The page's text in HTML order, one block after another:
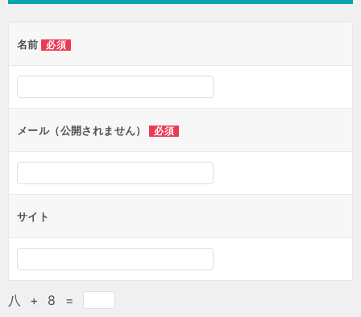
ー
シ
ョ
ン
名前 必須
メール（公開されません） 必須
サイト
八 + 8 =